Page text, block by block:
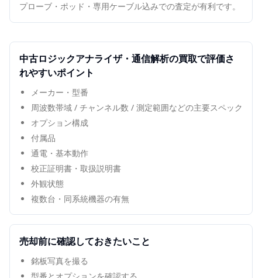
プローブ・ポッド・専用ケーブル込みでの査定が有利です。
中古ロジックアナライザ・通信解析の買取で評価さ
れやすいポイント
メーカー・型番
周波数帯域 / チャンネル数 / 測定範囲などの主要スペック
オプション構成
付属品
通電・基本動作
校正証明書・取扱説明書
外観状態
複数台・同系統機器の有無
売却前に確認しておきたいこと
銘板写真を撮る